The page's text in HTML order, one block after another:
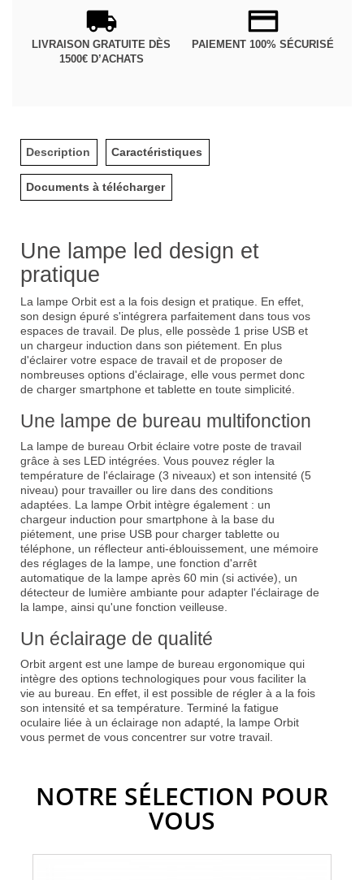
LIVRAISON GRATUITE DÈS
1500€ D’ACHATS
PAIEMENT 100% SÉCURISÉ
Description Caractéristiques
Documents à télécharger
Une lampe led design et
pratique
La lampe Orbit est a la fois design et pratique. En effet,
son design épuré s'intégrera parfaitement dans tous vos
espaces de travail. De plus, elle possède 1 prise USB et
un chargeur induction dans son piétement. En plus
d'éclairer votre espace de travail et de proposer de
nombreuses options d'éclairage, elle vous permet donc
de charger smartphone et tablette en toute simplicité.
Une lampe de bureau multifonction
La lampe de bureau Orbit éclaire votre poste de travail
grâce à ses LED intégrées. Vous pouvez régler la
température de l'éclairage (3 niveaux) et son intensité (5
niveau) pour travailler ou lire dans des conditions
adaptées. La lampe Orbit intègre également : un
chargeur induction pour smartphone à la base du
piétement, une prise USB pour charger tablette ou
téléphone, un réflecteur anti-éblouissement, une mémoire
des réglages de la lampe, une fonction d'arrêt
automatique de la lampe après 60 min (si activée), un
détecteur de lumière ambiante pour adapter l'éclairage de
la lampe, ainsi qu'une fonction veilleuse.
Un éclairage de qualité
Orbit argent est une lampe de bureau ergonomique qui
intègre des options technologiques pour vous faciliter la
vie au bureau. En effet, il est possible de régler à a la fois
son intensité et sa température. Terminé la fatigue
oculaire liée à un éclairage non adapté, la lampe Orbit
vous permet de vous concentrer sur votre travail.
NOTRE SÉLECTION POUR
VOUS